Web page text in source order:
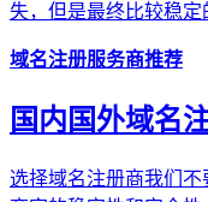
失，但是最终比较稳
域名注册服务商推荐
国内国外域名
选择域名注册商我们